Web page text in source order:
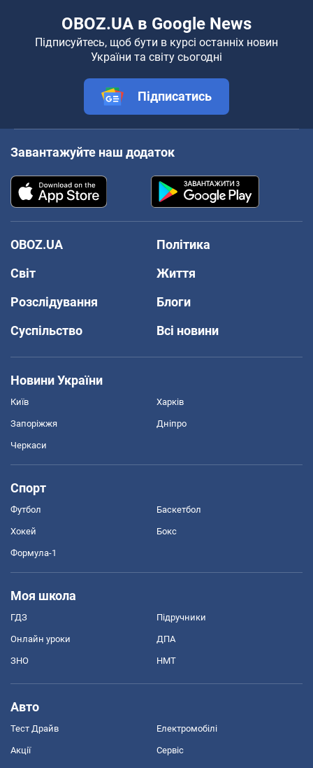
OBOZ.UA в Google News
Підписуйтесь, щоб бути в курсі останніх новин
України та світу сьогодні
Підписатись
Завантажуйте наш додаток
OBOZ.UA
Політика
Світ
Життя
Розслідування
Блоги
Суспільство
Всі новини
Новини України
Київ Харків
Запоріжжя Дніпро
Черкаси
Спорт
Футбол Баскетбол
Хокей Бокс
Формула-1
Моя школа
ГДЗ Підручники
Онлайн уроки ДПА
ЗНО НМТ
Авто
Тест Драйв Електромобілі
Акції Сервіс